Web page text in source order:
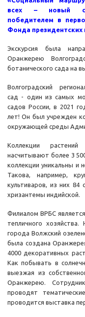
всех – новый
победителем в
Фонда президентских
Экскурсия была
Оранжерею
ботанического сада на
Волгоградский
сад - один из самых
садов России, в 2021
лет! Он был учрежден
окружающей среды
Коллекции растений
насчитывают более 3
коллекции уникальны и
Такова, например,
культиваров, из них 84
хризантемы индийской.
Филиалом ВРБС
тепличного
города Волжский
была создана
4000 декоративных
Как побывать в
выезжая из
Оранжерею.
проводят
проводится выставка